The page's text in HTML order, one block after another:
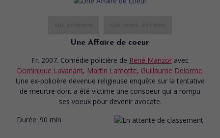
Une Affaire de coeur
Fr. 2007. Comédie policière de René Manzor avec
Dominique Lavanant, Martin Lamotte, Guillaume Delorme.
Une ex-policière devenue religieuse enquête sur la tentative
de meurtre dont a été victime une consoeur qui a rompu
ses voeux pour devenir avocate.
Durée: 90 min.